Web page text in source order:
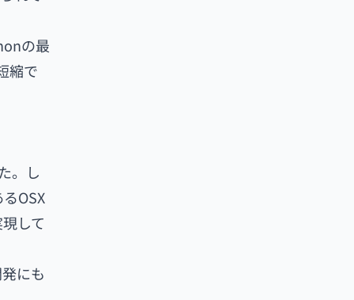
の最
縮で
。し
OSX
して
にも